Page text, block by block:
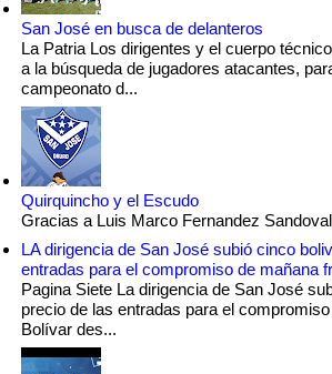
San José en busca de delanteros
La Patria Los dirigentes y el cuerpo
a la búsqueda de jugadores atacantes,
campeonato d...
Quirquincho y el Escudo
Gracias a Luis Marco Fernandez Sandoval
LA dirigencia de San José subió cinco
entradas para el compromiso de mañana
Pagina Siete La dirigencia de San José
precio de las entradas para el
Bolívar des...